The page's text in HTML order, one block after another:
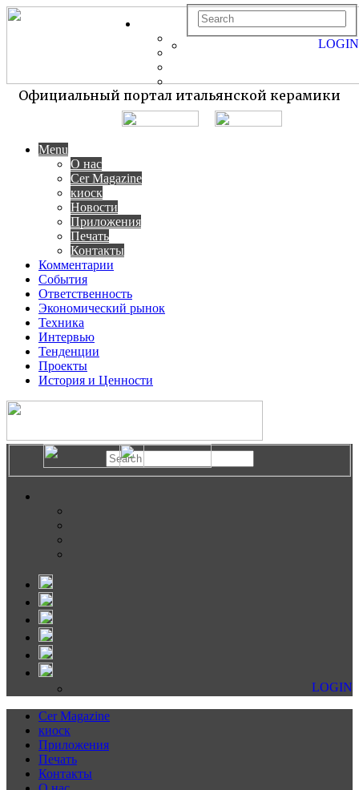
Официальный портал итальянской керамики
Menu
О нас
Cer Magazine
киоск
Новости
Приложения
Печать
Контакты
Комментарии
События
Ответственность
Экономический рынок
Техника
Интервью
Тенденции
Проекты
История и Ценности
LOGIN
LOGIN
Cer Magazine
киоск
Приложения
Печать
Контакты